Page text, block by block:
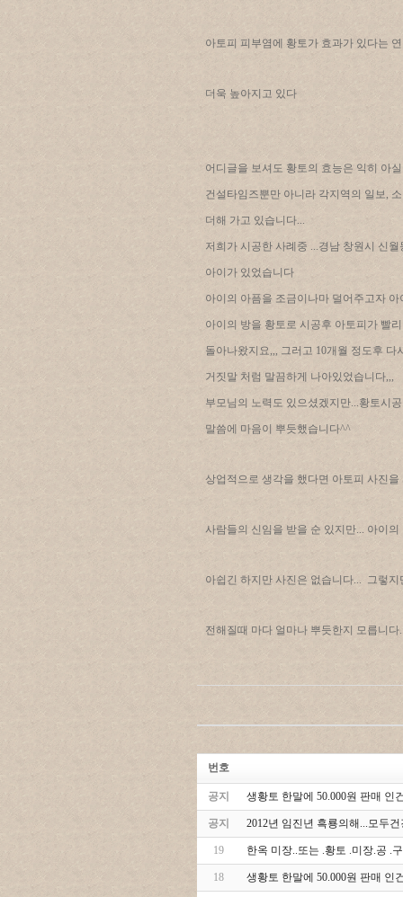
아토피 피부염에 황토가 효과가 있다는
더욱 높아지고 있다
어디글을 보셔도 황토의 효능은 익히 아
건설타임즈뿐만 아니라 각지역의 일보,
더해 가고 있습니다...
저희가 시공한 사례중 ...경남 창원시 신
아이가 있었습니다
아이의 아픔을 조금이나마 덜어주고자
아이의 방을 황토로 시공후 아토피가 빨
돌아나왔지요,,, 그러고 10개월 정도후
거짓말 처럼 말끔하게 나아있었습니다,,,
부모님의 노력도 있으셨겠지만...황토시
말씀에 마음이 뿌듯했습니다^^
상업적으로 생각을 했다면 아토피 사진
사람들의 신임을 받을 순 있지만... 아이
아쉽긴 하지만 사진은 없습니다... 그렇
전해질때 마다 얼마나 뿌듯한지 모릅니다
번호
공지 생황토 한말에 50.000원 판매 인
공지 2012년 임진년 흑룡의해...모두
19 한옥 미장..또는 .황토 .미장.공 .
18 생황토 한말에 50.000원 판매 인